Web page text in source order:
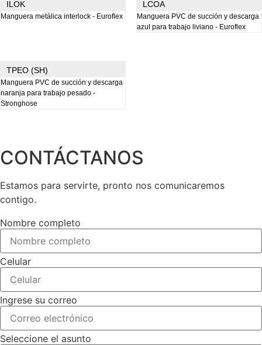
ILOK
Manguera metálica interlock - Euroflex
LCOA
Manguera PVC de succión y descarga
azul para trabajo liviano - Euroflex
TPEO (SH)
Manguera PVC de succión y descarga
naranja para trabajo pesado -
Stronghose
CONTÁCTANOS
Estamos para servirte, pronto nos comunicaremos
contigo.
Nombre completo
Celular
Ingrese su correo
Seleccione el asunto